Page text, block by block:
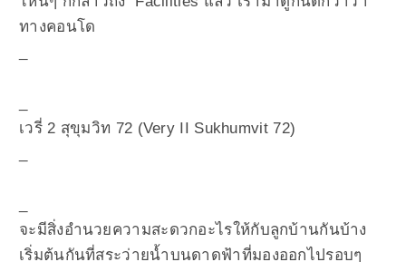
ทางคอนโด
เวรี่ 2 สุขุมวิท 72 (Very II Sukhumvit 72)
จะมีสิ่งอำนวยความสะดวกอะไรให้กับลูกบ้านกันบ้าง
เริ่มต้นกันที่สระว่ายน้ำบนดาดฟ้าที่มองออกไปรอบๆ